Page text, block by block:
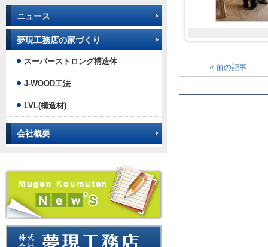
« 前の記事
ニュース
夢現工務店の家づくり
スーパーストロング構造体
J-WOOD工法
LVL(構造材)
会社概要